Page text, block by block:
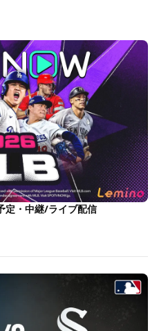
定・中継/ライブ配信